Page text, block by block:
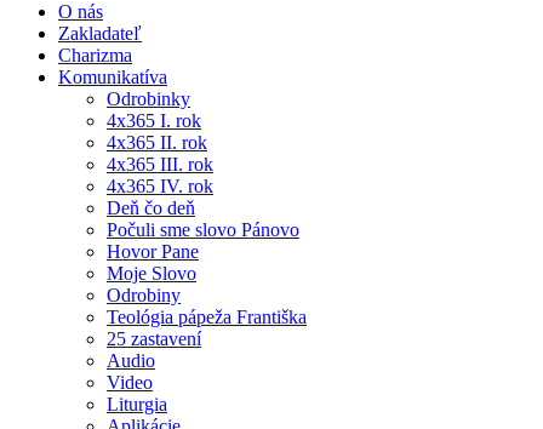
O nás
Zakladateľ
Charizma
Komunikatíva
Odrobinky
4x365 I. rok
4x365 II. rok
4x365 III. rok
4x365 IV. rok
Deň čo deň
Počuli sme slovo Pánovo
Hovor Pane
Moje Slovo
Odrobiny
Teológia pápeža Františka
25 zastavení
Audio
Video
Liturgia